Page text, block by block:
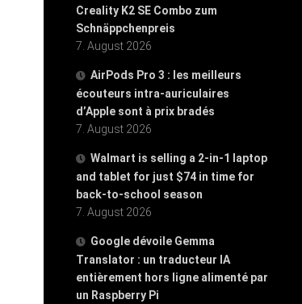
Creality K2 SE Combo zum
Schnäppchenpreis
7. August 2026
AirPods Pro 3 : les meilleurs
écouteurs intra-auriculaires
d’Apple sont à prix bradés
7. August 2026
Walmart is selling a 2-in-1 laptop
and tablet for just $74 in time for
back-to-school season
7. August 2026
Google dévoile Gemma
Translator : un traducteur IA
entièrement hors ligne alimenté par
un Raspberry Pi